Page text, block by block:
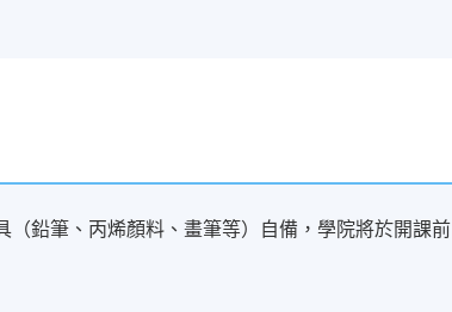
鉛筆、丙烯顏料、畫筆等）自備，學院將於開課前